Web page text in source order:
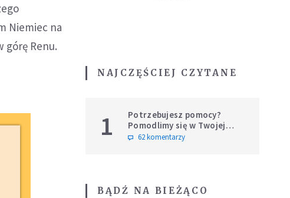
Niemiec na
górę Renu.
NAJCZĘŚCIEJ CZYTANE
1
Potrzebujesz pomocy?
Pomodlimy się w Twojej
intencji
62 komentarzy
BĄDŹ NA BIEŻĄCO